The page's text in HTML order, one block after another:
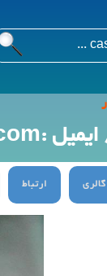
ایمیل :Info@citygenn.com
گالری ارتباط